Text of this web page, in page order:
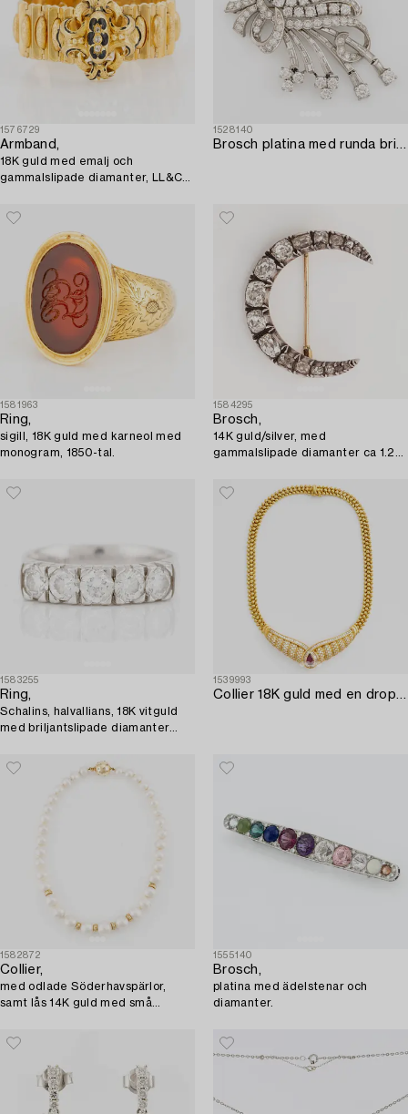
1576729
Armband,
18K guld med emalj och
gammalslipade diamanter, LL&C
1528140
Brosch platina med runda briljant- och baguetteslipade diamanter.
1581963
Ring,
sigill, 18K guld med karneol med
monogram, 1850-tal.
1584295
Brosch,
14K guld/silver, med
gammalslipade diamanter ca 1.24
1583255
Ring,
Schalins, halvallians, 18K vitguld
med briljantslipade diamanter
1539993
Collier 18K guld med en droppformad fasettslipad rubin 2.03 ct.
1582872
Collier,
med odlade Söderhavspärlor,
samt lås 14K guld med små
1555140
Brosch,
platina med ädelstenar och
diamanter.